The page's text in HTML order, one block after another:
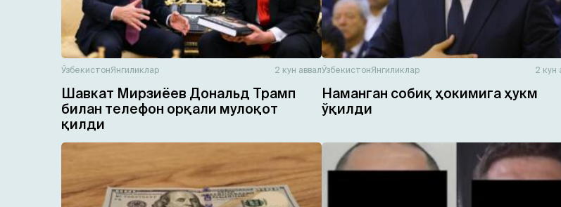
ЎзбекистонЯнгиликлар 2 кун аввал
Шавкат Мирзиёев Дональд Трамп
билан телефон орқали мулоқот
қилди
ЎзбекистонЯнгиликлар 2 кун
Наманган собиқ ҳокимига ҳукм
ўқилди